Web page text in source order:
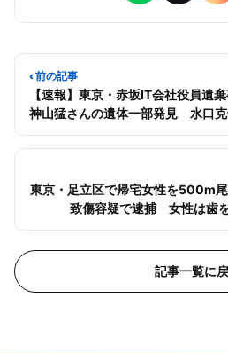
‹ 前の記事
【速報】東京・赤坂IT会社役員遺
神山猛さんの遺体一部発見 水口
東京・足立区で帰宅女性を500m
致傷容疑で逮捕 女性は歯
記事一覧に